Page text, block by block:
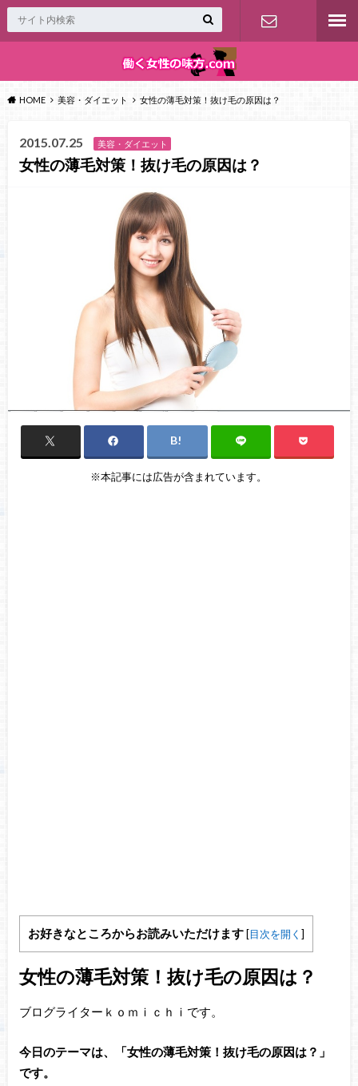
せ
HOME 美容・ダイエット 女性の薄毛対策！抜け毛の原因は？
2015.07.25 美容・ダイエット
女性の薄毛対策！抜け毛の原因は？
※本記事には広告が含まれています。
お好きなところからお読みいただけます [目次を開く ]
女性の薄毛対策！抜け毛の原因は？
ブログライターｋｏｍｉｃｈｉです。
今日のテーマは、「女性の薄毛対策！抜け毛の原因は？」
です。